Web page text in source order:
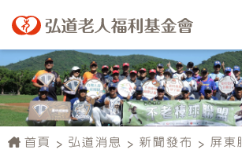
首頁 弘道消息 新聞發布
屏東